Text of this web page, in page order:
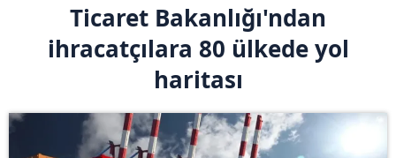
Ticaret Bakanlığı'ndan
ihracatçılara 80 ülkede yol
haritası